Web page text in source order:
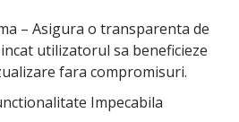
– Asigura o transparenta de
utilizatorul sa beneficieze
fara compromisuri.
Impecabila